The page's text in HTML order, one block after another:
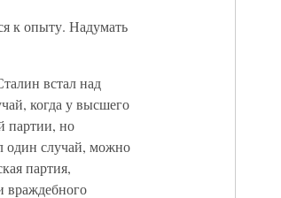
к опыту. Надумать
встал над
когда у высшего
партии, но
один случай, можно
партия,
враждебного